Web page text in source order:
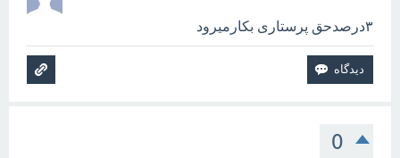
۳درصدحق پرستاری بکارمیرود
0